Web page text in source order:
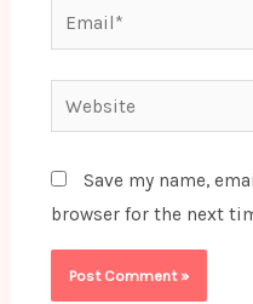
Email*
Website
Save my name,
browser for the next